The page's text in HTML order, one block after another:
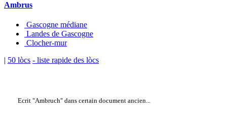
Ambrus
Gascogne médiane
Landes de Gascogne
Clocher-mur
| 50 lòcs - liste rapide des lòcs
Ecrit "Ambruch" dans certain document ancien...